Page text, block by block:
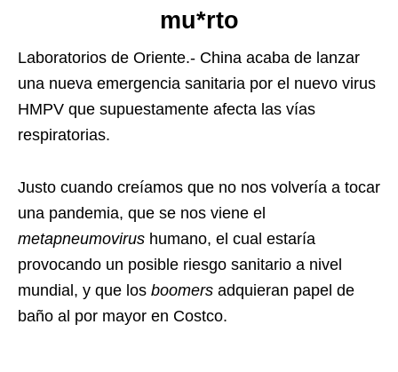
mu*rto
Laboratorios de Oriente.- China acaba de lanzar
una nueva emergencia sanitaria por el nuevo virus
HMPV que supuestamente afecta las vías
respiratorias.
Justo cuando creíamos que no nos volvería a tocar
una pandemia, que se nos viene el
metapneumovirus humano, el cual estaría
provocando un posible riesgo sanitario a nivel
mundial, y que los boomers adquieran papel de
baño al por mayor en Costco.